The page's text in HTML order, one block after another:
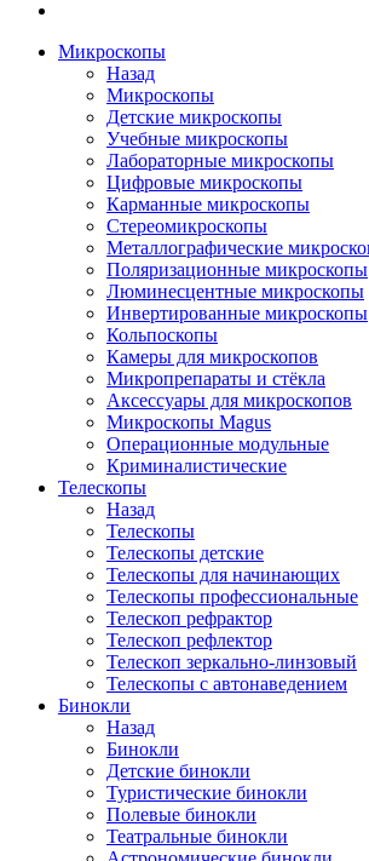
Микроскопы
Назад
Микроскопы
Детские микроскопы
Учебные микроскопы
Лабораторные микроскопы
Цифровые микроскопы
Карманные микроскопы
Стереомикроскопы
Металлографические
Поляризационные микроскопы
Люминесцентные микроскопы
Инвертированные микроскопы
Кольпоскопы
Камеры для микроскопов
Микропрепараты и стёкла
Аксессуары для микроскопов
Микроскопы Magus
Операционные модульные
Криминалистические
Телескопы
Назад
Телескопы
Телескопы детские
Телескопы для начинающих
Телескопы профессиональные
Телескоп рефрактор
Телескоп рефлектор
Телескоп зеркально-линзовый
Телескопы с автонаведением
Бинокли
Назад
Бинокли
Детские бинокли
Туристические бинокли
Полевые бинокли
Театральные бинокли